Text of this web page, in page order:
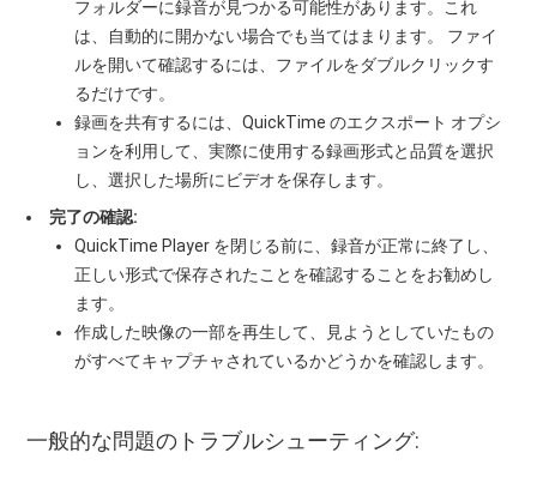
フォルダーに録音が見つかる可能性があります。これ
は、自動的に開かない場合でも当てはまります。 ファイ
ルを開いて確認するには、ファイルをダブルクリックす
るだけです。
録画を共有するには、QuickTime のエクスポート オプシ
ョンを利用して、実際に使用する録画形式と品質を選択
し、選択した場所にビデオを保存します。
完了の確認:
QuickTime Player を閉じる前に、録音が正常に終了し、
正しい形式で保存されたことを確認することをお勧めし
ます。
作成した映像の一部を再生して、見ようとしていたもの
がすべてキャプチャされているかどうかを確認します。
一般的な問題のトラブルシューティング: